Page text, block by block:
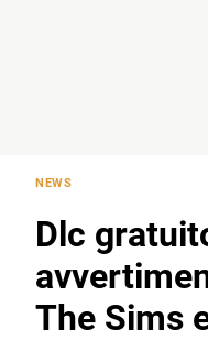
NEWS
Dlc
The Sims